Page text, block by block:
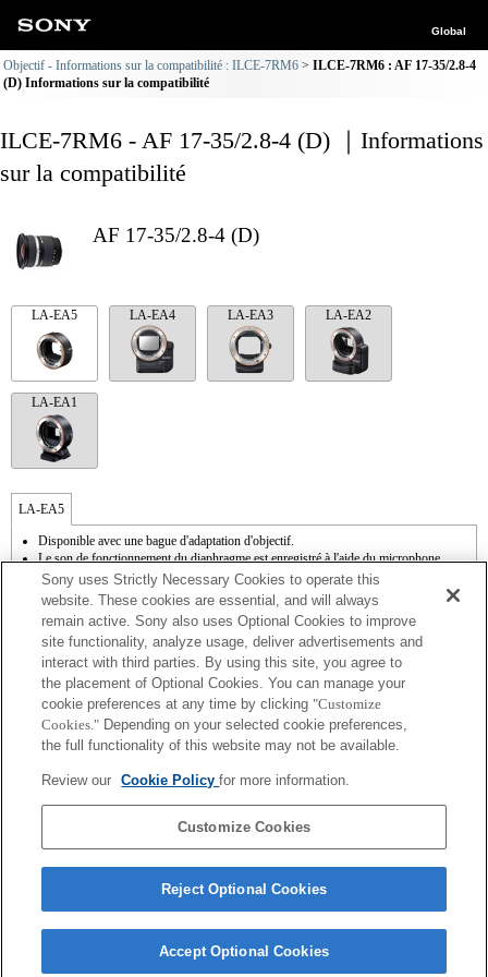
Global
Objectif - Informations sur la compatibilité : ILCE-7RM6
ILCE-7RM6 : AF 17-35/2.8-4
(D) Informations sur la compatibilité
ILCE-7RM6 - AF 17-35/2.8-4 (D) ｜Informations
sur la compatibilité
AF 17-35/2.8-4 (D)
LA-EA5 LA-EA4 LA-EA3 LA-EA2
LA-EA1
LA-EA5
Disponible avec une bague d'adaptation d'objectif.
Le son de fonctionnement du diaphragme est enregistré à l'aide du microphone
interne.
Outside the A (Aperture priority), S (Shutter priority), and M (Manual) modes, the
shutter speed and the aperture can not be adjusted during the movie recording.
La fonction [Comp. objectif ] (Compensation de l'objectif) n'est pas opérationnelle.
En fonction des conditions de prise de vue, il se peut que la luminosité de l'image ne
soit pas uniforme. Réglez la fonction [Obturat. à rideaux avant] sur [Off].
Si vous fixez l'objectif à monture A à l'aide de l'adaptateur, la fonction d'aide à la mise
au point manuelle ne fonctionne pas automatiquement lorsque vous tournez la bague
de mise au point. Vous pouvez agrandir l'image en sélectionnant la fonction [Loupe
mise pt] ou [Aide MF] sur n'importe quelle touche de "Réglag. touche perso".
L'obturateur tactile ne fonctionne pas.
difficile de faire le point sur un sujet avec cette fonction lorsque vous photographiez
des scènes sombres, ou lorsqu’un sujet est situé dans les coins de l’écran ou qu’il est
Sony uses Strictly Necessary Cookies to operate this
website. These cookies are essential, and will always
remain active. Sony also uses Optional Cookies to improve
site functionality, analyze usage, deliver advertisements and
interact with third parties. By using this site, you agree to
the placement of Optional Cookies. You can manage your
cookie preferences at any time by clicking "Customize
Cookies." Depending on your selected cookie preferences,
the full functionality of this website may not be available.
Review our Cookie Policyfor more information.
Customize Cookies
Reject Optional Cookies
Accept Optional Cookies